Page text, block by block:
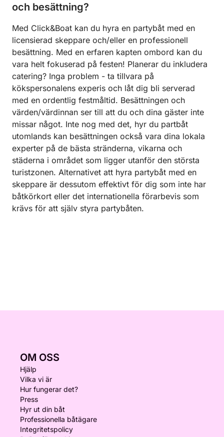
och besättning?
Med Click&Boat kan du hyra en partybåt med en
licensierad skeppare och/eller en professionell
besättning. Med en erfaren kapten ombord kan du
vara helt fokuserad på festen! Planerar du inkludera
catering? Inga problem - ta tillvara på
kökspersonalens experis och låt dig bli serverad
med en ordentlig festmåltid. Besättningen och
värden/värdinnan ser till att du och dina gäster inte
missar något. Inte nog med det, hyr du partbåt
utomlands kan besättningen också vara dina lokala
experter på de bästa stränderna, vikarna och
städerna i området som ligger utanför den största
turistzonen. Alternativet att hyra partybåt med en
skeppare är dessutom effektivt för dig som inte har
båtkörkort eller det internationella förarbevis som
krävs för att själv styra partybåten.
OM OSS
Hjälp
Vilka vi är
Hur fungerar det?
Press
Hyr ut din båt
Professionella båtägare
Integritetspolicy